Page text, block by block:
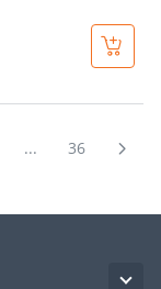
... 36